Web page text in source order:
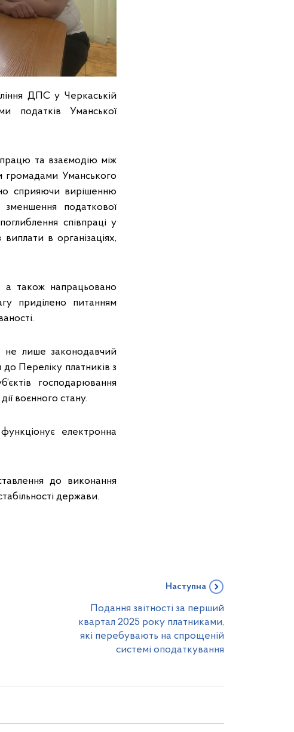
ДПС у Черкаській
податків Уманської
та взаємодію між
громадами Уманського
сприяючи вирішенню
податкової
співпраці у
в організаціях,
а також напрацьовано
приділено питанням
не лише законодавчий
до Переліку платників з
господарювання
воєнного стану.
електронна
до виконання
держави.
Наступна
Подання звітності за перший
квартал 2025 року платниками,
які перебувають на спрощеній
системі оподаткування